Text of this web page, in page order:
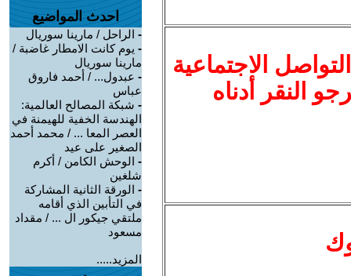
الاجتماعية
النقر أدناه
احدث المواضيع
- الراحل / مارينا سوريال
- يوم كانت الامطار غاضبة /
مارينا سوريال
- عبدول... / أحمد فاروق
عباس
- شبكة المصالح العالمية:
الهندسة الخفية للهيمنة في
العصر المعا ... / محمد أحمد
الصغير على عيد
- الوحش الكامن / أكرم
شلغين
- الورقة الثانية المشاركة
في التأبين الذي أقامه
ملتقي جيكور ال ... / مقداد
مسعود
المزيد.....